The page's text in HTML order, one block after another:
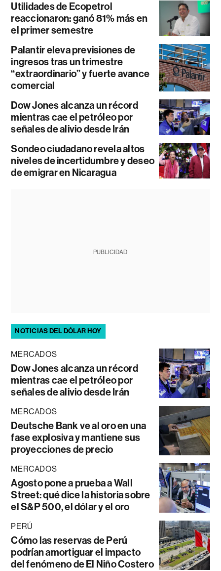
Utilidades de Ecopetrol
reaccionaron: ganó 81% más en
el primer semestre
Palantir eleva previsiones de
ingresos tras un trimestre
“extraordinario” y fuerte avance
comercial
Dow Jones alcanza un récord
mientras cae el petróleo por
señales de alivio desde Irán
Sondeo ciudadano revela altos
niveles de incertidumbre y deseo
de emigrar en Nicaragua
PUBLICIDAD
NOTICIAS DEL DÓLAR HOY
MERCADOS
Dow Jones alcanza un récord
mientras cae el petróleo por
señales de alivio desde Irán
MERCADOS
Deutsche Bank ve al oro en una
fase explosiva y mantiene sus
proyecciones de precio
MERCADOS
Agosto pone a prueba a Wall
Street: qué dice la historia sobre
el S&P 500, el dólar y el oro
PERÚ
Cómo las reservas de Perú
podrían amortiguar el impacto
del fenómeno de El Niño Costero